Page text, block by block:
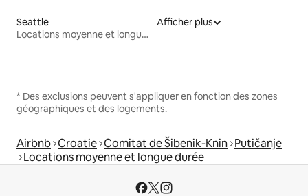
Seattle
Locations moyenne et longue durée
Afficher plus
* Des exclusions peuvent s'appliquer en fonction des zones
géographiques et des logements.
Airbnb Croatie Comitat de Šibenik-Knin Putičanje
Locations moyenne et longue durée